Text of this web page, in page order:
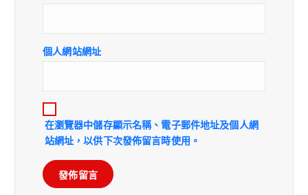
個人網站網址
在瀏覽器中儲存顯示名稱、電子郵件地址及個人網
站網址，以供下次發佈留言時使用。